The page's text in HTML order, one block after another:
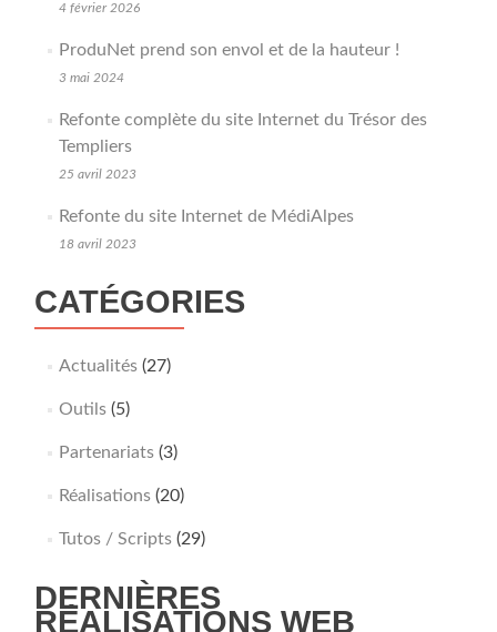
4 février 2026
ProduNet prend son envol et de la hauteur !
3 mai 2024
Refonte complète du site Internet du Trésor des
Templiers
25 avril 2023
Refonte du site Internet de MédiAlpes
18 avril 2023
CATÉGORIES
Actualités(27)
Outils(5)
Partenariats(3)
Réalisations(20)
Tutos / Scripts(29)
DERNIÈRES
RÉALISATIONS WEB